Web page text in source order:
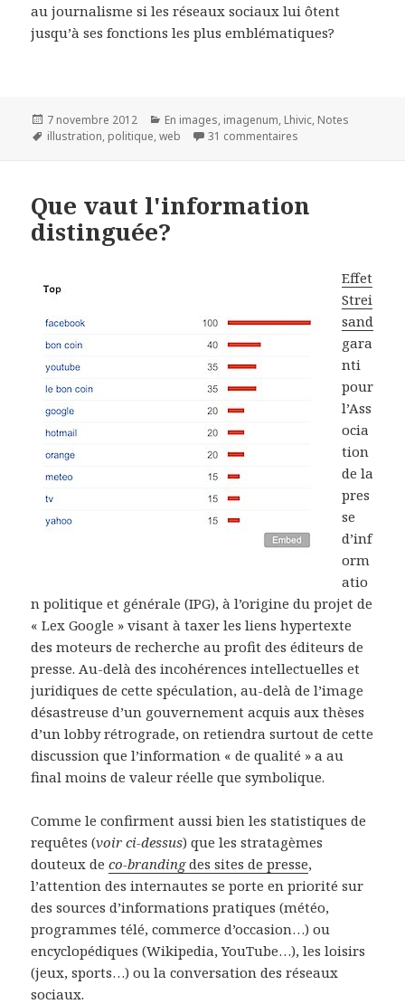
au journalisme si les réseaux sociaux lui ôtent
jusqu’à ses fonctions les plus emblématiques?
Publié
le
7 novembre 2012 Catégories
En images, imagenum, Lhivic, Notes
Mots-
illustration, politique,web 31 commentaires
Que vaut l'information
distinguée?
Effet
Strei
sand
gara
nti
pour
l’Ass
ocia
tion
de la
pres
se
d’inf
orm
atio
n politique et générale (IPG), à l’origine du projet de
« Lex Google » visant à taxer les liens hypertexte
des moteurs de recherche au profit des éditeurs de
presse. Au-delà des incohérences intellectuelles et
juridiques de cette spéculation, au-delà de l’image
désastreuse d’un gouvernement acquis aux thèses
d’un lobby rétrograde, on retiendra surtout de cette
discussion que l’information « de qualité » a au
final moins de valeur réelle que symbolique.
Comme le confirment aussi bien les statistiques de
requêtes (voir ci-dessus) que les stratagèmes
douteux deco-brandingdes sites de presse,
l’attention des internautes se porte en priorité sur
des sources d’informations pratiques (météo,
programmes télé, commerce d’occasion…) ou
encyclopédiques (Wikipedia, YouTube…), les loisirs
(jeux, sports…) ou la conversation des réseaux
sociaux.